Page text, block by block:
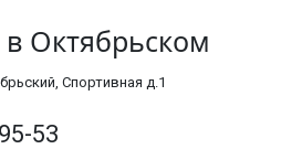
Октябрьском
Спортивная д.1
53